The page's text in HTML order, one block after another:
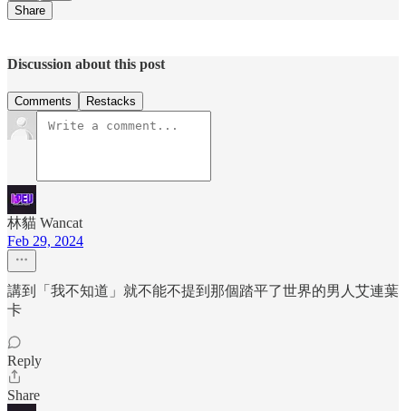
Share
Discussion about this post
Comments Restacks
林貓 Wancat
Feb 29, 2024
講到「我不知道」就不能不提到那個踏平了世界的男人艾連葉
卡
Reply
Share